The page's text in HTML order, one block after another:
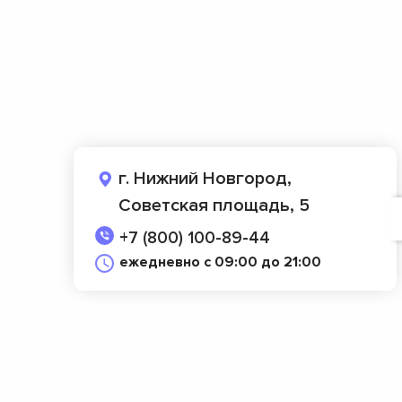
г. Нижний Новгород,
Советская площадь, 5
+7 (800) 100-89-44
ежедневно с 09:00 до 21:00